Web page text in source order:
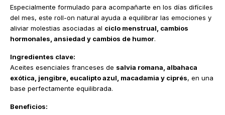
Especialmente formulado para acompañarte en los días difíciles
del mes, este roll-on natural ayuda a equilibrar las emociones y
aliviar molestias asociadas al ciclo menstrual, cambios
hormonales, ansiedad y cambios de humor.
Ingredientes clave:
Aceites esenciales franceses de salvia romana, albahaca
exótica, jengibre, eucalipto azul, macadamia y ciprés, en una
base perfectamente equilibrada.
Beneficios: